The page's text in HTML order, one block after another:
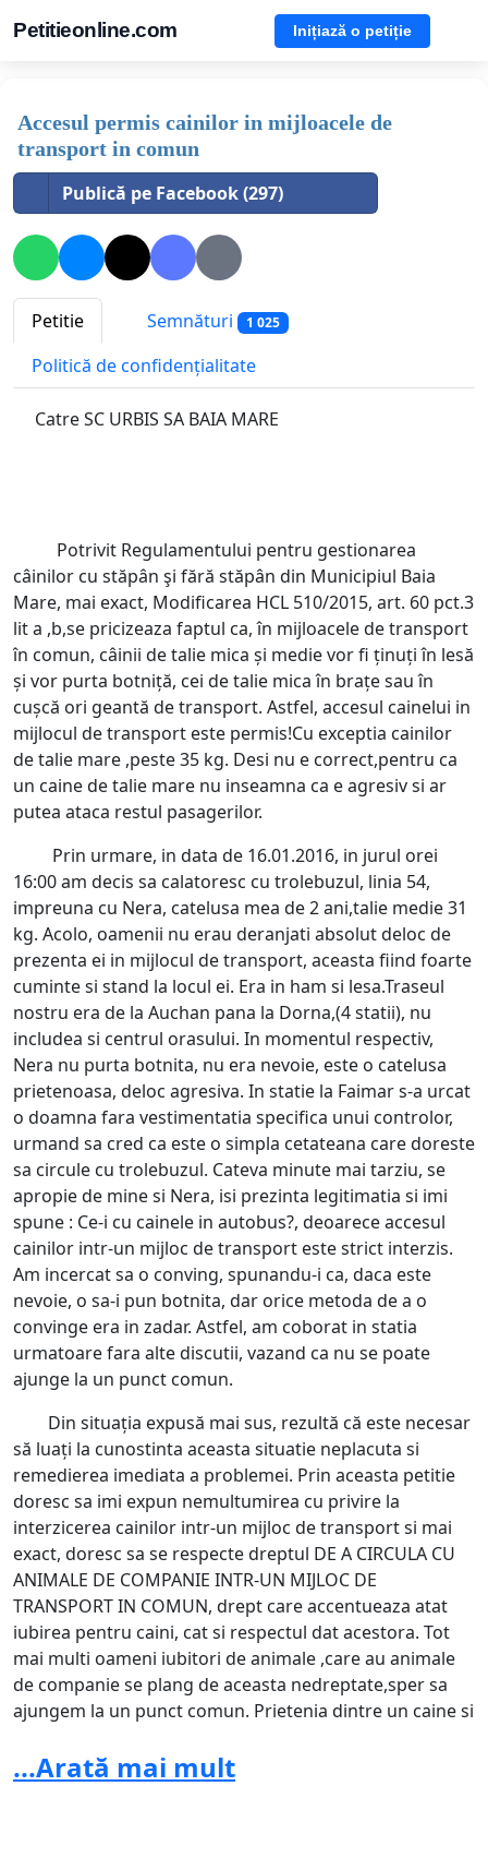
Petitieonline.com Inițiază o petiție
Accesul permis cainilor in mijloacele de
transport in comun
Publică pe Facebook (297)
Petitie Semnături 1 025
Politică de confidențialitate
Catre SC URBIS SA BAIA MARE
Potrivit Regulamentului pentru gestionarea
câinilor cu stăpân şi fără stăpân din Municipiul Baia
Mare, mai exact, Modificarea HCL 510/2015, art. 60 pct.3
lit a ,b,se pricizeaza faptul ca, în mijloacele de transport
în comun, câinii de talie mica și medie vor fi ținuți în lesă
și vor purta botniță, cei de talie mica în brațe sau în
cușcă ori geantă de transport. Astfel, accesul cainelui in
mijlocul de transport este permis!Cu exceptia cainilor
de talie mare ,peste 35 kg. Desi nu e correct,pentru ca
un caine de talie mare nu inseamna ca e agresiv si ar
putea ataca restul pasagerilor.
Prin urmare, in data de 16.01.2016, in jurul orei
16:00 am decis sa calatoresc cu trolebuzul, linia 54,
impreuna cu Nera, catelusa mea de 2 ani,talie medie 31
kg. Acolo, oamenii nu erau deranjati absolut deloc de
prezenta ei in mijlocul de transport, aceasta fiind foarte
cuminte si stand la locul ei. Era in ham si lesa.Traseul
nostru era de la Auchan pana la Dorna,(4 statii), nu
includea si centrul orasului. In momentul respectiv,
Nera nu purta botnita, nu era nevoie, este o catelusa
prietenoasa, deloc agresiva. In statie la Faimar s-a urcat
o doamna fara vestimentatia specifica unui controlor,
urmand sa cred ca este o simpla cetateana care doreste
sa circule cu trolebuzul. Cateva minute mai tarziu, se
apropie de mine si Nera, isi prezinta legitimatia si imi
spune : Ce-i cu cainele in autobus?, deoarece accesul
cainilor intr-un mijloc de transport este strict interzis.
Am incercat sa o conving, spunandu-i ca, daca este
nevoie, o sa-i pun botnita, dar orice metoda de a o
convinge era in zadar. Astfel, am coborat in statia
urmatoare fara alte discutii, vazand ca nu se poate
ajunge la un punct comun.
Din situația expusă mai sus, rezultă că este necesar
să luați la cunostinta aceasta situatie neplacuta si
remedierea imediata a problemei. Prin aceasta petitie
doresc sa imi expun nemultumirea cu privire la
interzicerea cainilor intr-un mijloc de transport si mai
exact, doresc sa se respecte dreptul DE A CIRCULA CU
ANIMALE DE COMPANIE INTR-UN MIJLOC DE
TRANSPORT IN COMUN, drept care accentueaza atat
iubirea pentru caini, cat si respectul dat acestora. Tot
mai multi oameni iubitori de animale ,care au animale
de companie se plang de aceasta nedreptate,sper sa
ajungem la un punct comun. Prietenia dintre un caine si
ca, fiecare om poate invata de la un caine! Cu
stima,iubitorii de animale.
...Arată mai mult